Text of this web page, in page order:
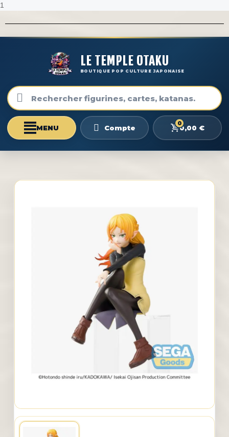
1
LE TEMPLE OTAKU
BOUTIQUE POP CULTURE JAPONAISE
Compte
0
0,00 €